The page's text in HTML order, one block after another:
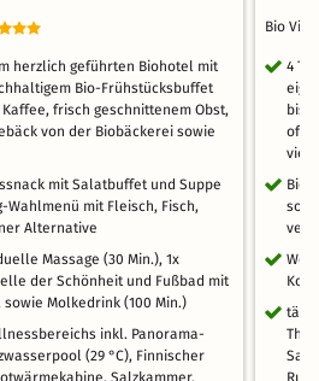
herzlich geführten Biohotel mit
Bio-Frühstücksbuffet
frisch geschnittenem Obst,
von der Biobäckerei sowie
mit Salatbuffet und Suppe
Wahlmenü mit Fleisch, Fisch,
Alternative
Massage (30 Min.), 1x
der Schönheit und Fußbad mit
Molkedrink (100 Min.)
inkl. Panorama-
(29 °C), Finnischer
Bio
4
bis
Bio-